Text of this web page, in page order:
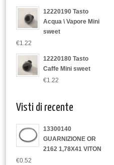
12220190 Tasto
Acqua \ Vapore Mini
sweet
€1.22
12220180 Tasto
Caffe Mini sweet
€1.22
Visti di recente
13300140
GUARNIZIONE OR
2162 1,78X41 VITON
€0.52